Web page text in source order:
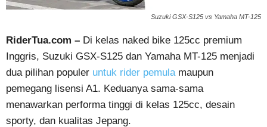
Suzuki GSX-S125 vs Yamaha MT-125
RiderTua.com – Di kelas naked bike 125cc premium
Inggris, Suzuki GSX-S125 dan Yamaha MT-125 menjadi
dua pilihan populer untuk rider pemula maupun
pemegang lisensi A1. Keduanya sama-sama
menawarkan performa tinggi di kelas 125cc, desain
sporty, dan kualitas Jepang.